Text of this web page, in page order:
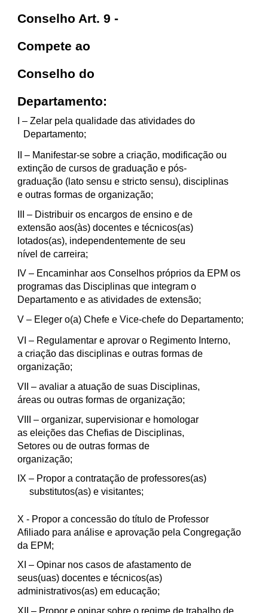
Conselho Art. 9 -
Compete ao
Conselho do
Departamento:
– Zelar pela qualidade das atividades do
Departamento;
– Manifestar-se sobre a criação, modificação ou
extinção de cursos de graduação e pós-
graduação (lato sensu e stricto sensu), disciplinas
e outras formas de organização;
– Distribuir os encargos de ensino e de
extensão aos(às) docentes e técnicos(as)
lotados(as), independentemente de seu
nível de carreira;
IV – Encaminhar aos Conselhos próprios da EPM os
programas das Disciplinas que integram o
Departamento e as atividades de extensão;
V – Eleger o(a) Chefe e Vice-chefe do Departamento;
VI – Regulamentar e aprovar o Regimento Interno,
a criação das disciplinas e outras formas de
organização;
VII
– avaliar a atuação de suas Disciplinas,
áreas ou outras formas de organização;
VIII
– organizar, supervisionar e homologar
as eleições das Chefias de Disciplinas,
Setores ou de outras formas de
organização;
IX – Propor a contratação de professores(as)
substitutos(as) e visitantes;
X - Propor a concessão do título de Professor
Afiliado para análise e aprovação pela Congregação
da EPM;
XI – Opinar nos casos de afastamento de
seus(uas) docentes e técnicos(as)
administrativos(as) em educação;
XII
– Propor e opinar sobre o regime de trabalho de